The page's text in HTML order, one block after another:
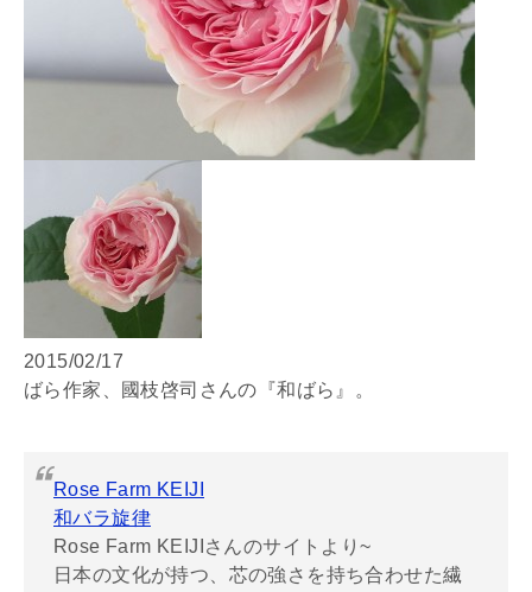
2015/02/17
ばら作家、國枝啓司さんの『和ばら』。
Rose Farm KEIJI
和バラ旋律
Rose Farm KEIJIさんのサイトより~
日本の文化が持つ、芯の強さを持ち合わせた繊